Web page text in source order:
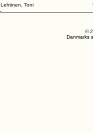
Lehtinen, Toni
©
Danmarks